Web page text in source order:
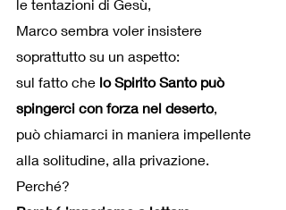
le tentazioni di Gesù,
Marco sembra voler insistere
soprattutto su un aspetto:
sul fatto che lo Spirito Santo può
spingerci con forza nel deserto,
può chiamarci in maniera impellente
alla solitudine, alla privazione.
Perché?